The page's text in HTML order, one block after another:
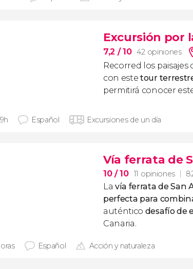
Excursión por
7,2 / 10 42 opiniones
Recorred los paisajes
con estetour
permitirá conocer
Español Excursiones de un día
Vía ferrata de
10/ 10 11 opiniones
Lavía ferrata de San
perfecta para
auténtico desafío de
Canaria.
Español Acción y naturaleza